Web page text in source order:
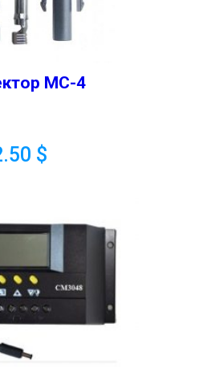
MC-4
$